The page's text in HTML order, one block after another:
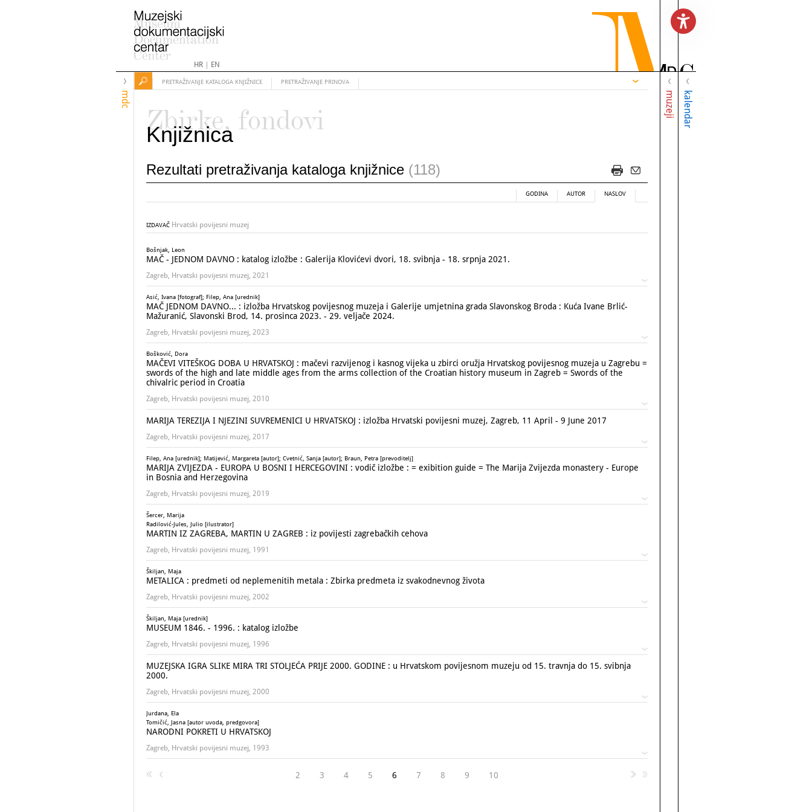
HR| EN
mdc muzeji kalendar
PRETRAŽIVANJE KATALOGA KNJIŽNICE PRETRAŽIVANJE PRINOVA
Zbirke, fondovi
Knjižnica
Rezultati pretraživanja kataloga knjižnice (118)
GODINA AUTOR NASLOV
IZDAVAČ Hrvatski povijesni muzej
Bošnjak, Leon
MAČ - JEDNOM DAVNO : katalog izložbe : Galerija Klovićevi dvori, 18. svibnja - 18. srpnja 2021.
Zagreb, Hrvatski povijesni muzej, 2021
Asić, Ivana [fotograf]; Filep, Ana [urednik]
MAČ JEDNOM DAVNO... : izložba Hrvatskog povijesnog muzeja i Galerije umjetnina grada Slavonskog Broda : Kuća Ivane Brlić-
Mažuranić, Slavonski Brod, 14. prosinca 2023. - 29. veljače 2024.
Zagreb, Hrvatski povijesni muzej, 2023
Bošković, Dora
MAČEVI VITEŠKOG DOBA U HRVATSKOJ : mačevi razvijenog i kasnog vijeka u zbirci oružja Hrvatskog povijesnog muzeja u Zagrebu =
swords of the high and late middle ages from the arms collection of the Croatian history museum in Zagreb = Swords of the
chivalric period in Croatia
Zagreb, Hrvatski povijesni muzej, 2010
MARIJA TEREZIJA I NJEZINI SUVREMENICI U HRVATSKOJ : izložba Hrvatski povijesni muzej, Zagreb, 11 April - 9 June 2017
Zagreb, Hrvatski povijesni muzej, 2017
Filep, Ana [urednik]; Matijević, Margareta [autor]; Cvetnić, Sanja [autor]; Braun, Petra [prevoditelj]
MARIJA ZVIJEZDA - EUROPA U BOSNI I HERCEGOVINI : vodič izložbe : = exibition guide = The Marija Zvijezda monastery - Europe
in Bosnia and Herzegovina
Zagreb, Hrvatski povijesni muzej, 2019
Šercer, Marija
Radilović-Jules, Julio [ilustrator]
MARTIN IZ ZAGREBA, MARTIN U ZAGREB : iz povijesti zagrebačkih cehova
Zagreb, Hrvatski povijesni muzej, 1991
Škiljan, Maja
METALICA : predmeti od neplemenitih metala : Zbirka predmeta iz svakodnevnog života
Zagreb, Hrvatski povijesni muzej, 2002
Škiljan, Maja [urednik]
MUSEUM 1846. - 1996. : katalog izložbe
Zagreb, Hrvatski povijesni muzej, 1996
MUZEJSKA IGRA SLIKE MIRA TRI STOLJEĆA PRIJE 2000. GODINE : u Hrvatskom povijesnom muzeju od 15. travnja do 15. svibnja
2000.
Zagreb, Hrvatski povijesni muzej, 2000
Jurdana, Ela
Tomičić, Jasna [autor uvoda, predgovora]
NARODNI POKRETI U HRVATSKOJ
Zagreb, Hrvatski povijesni muzej, 1993
2 3 4 5 6 7 8 9 10